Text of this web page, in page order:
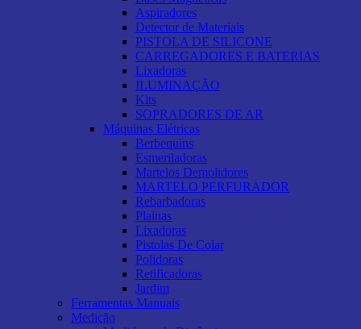
Aspiradores
Detector de Materiais
PISTOLA DE SILICONE
CARREGADORES E BATERIAS
Lixadoras
ILUMINAÇÃO
Kits
SOPRADORES DE AR
Máquinas Elétricas
Berbequins
Esmeriladoras
Martelos Demolidores
MARTELO PERFURADOR
Rebarbadoras
Plainas
Lixadoras
Pistolas De Colar
Polidoras
Retificadoras
Jardim
Ferramentas Manuais
Medição